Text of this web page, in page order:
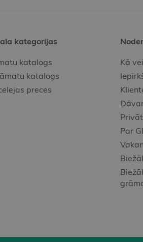
kategorijas
katalogs
katalogs
preces
Kā
Par